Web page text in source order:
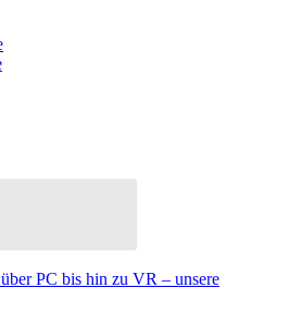
PC bis hin zu VR – unsere